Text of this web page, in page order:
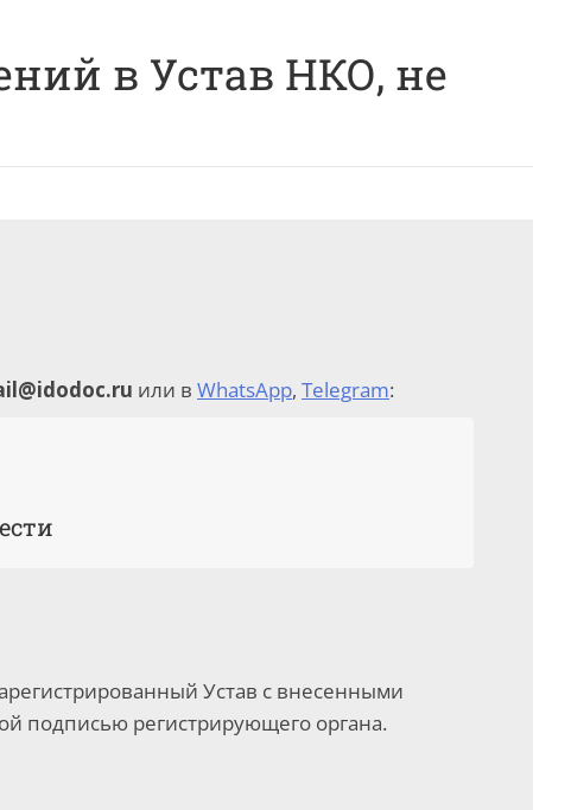
в Устав НКО, не
или в WhatsApp, Telegram:
Устав с внесенными
подписью регистрирующего органа.